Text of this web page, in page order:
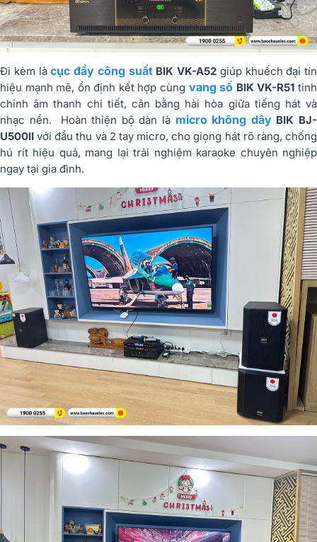
Đi kèm làcục đẩy công suấtBIK VK-A52 giúp khuếch đại tín
hiệu mạnh mẽ, ổn định kết hợp cùng vang số BIK VK-R51 tinh
chỉnh âm thanh chi tiết, cân bằng hài hòa giữa tiếng hát và
nhạc nền. Hoàn thiện bộ dàn là micro không dâyBIK BJ-
U500II với đầu thu và 2 tay micro, cho giọng hát rõ ràng, chống
hú rít hiệu quả, mang lại trải nghiệm karaoke chuyên nghiệp
ngay tại gia đình.